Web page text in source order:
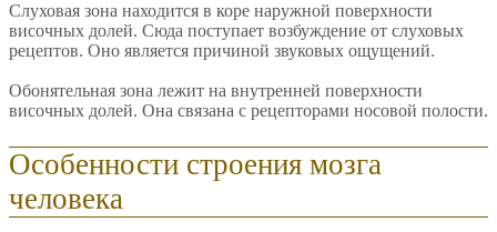
Слуховая зона находится в коре наружной поверхности
височных долей. Сюда поступает возбуждение от слуховых
рецептов. Оно является причиной звуковых ощущений.
Обонятельная зона лежит на внутренней поверхности
височных долей. Она связана с рецепторами носовой полости.
Особенности строения мозга
человека